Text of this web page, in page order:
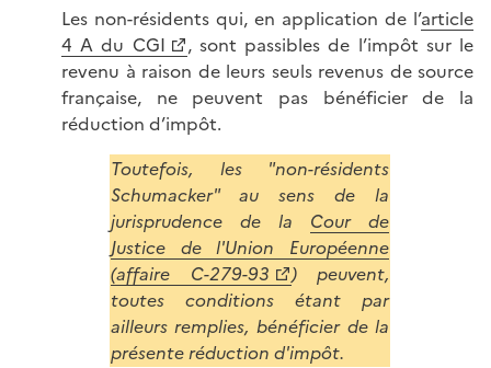
Les non-résidents qui, en application de l’article
4 A du CGI
, sont passibles de l’impôt sur le
revenu à raison de leurs seuls revenus de source
française, ne peuvent pas bénéficier de la
réduction d’impôt.
Toutefois, les "non-résidents
Schumacker" au sens de la
jurisprudence de la Cour de
Justice de l'Union Européenne
(affaire C-279-93
) peuvent,
toutes conditions étant par
ailleurs remplies, bénéficier de la
présente réduction d'impôt.